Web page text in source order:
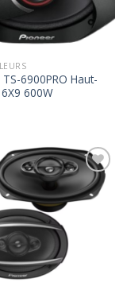
wishlist
TS-6900PRO Haut-
600W